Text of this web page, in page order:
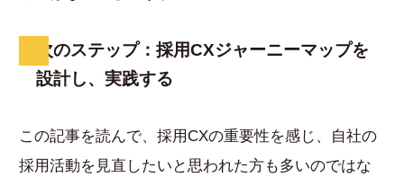
次のステップ：採用CXジャーニーマップを
設計し、実践する
この記事を読んで、採用CXの重要性を感じ、自社の
採用活動を見直したいと思われた方も多いのではな